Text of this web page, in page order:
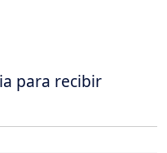
para recibir